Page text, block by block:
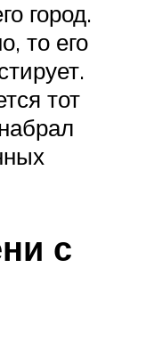
город.
то его
тот
с